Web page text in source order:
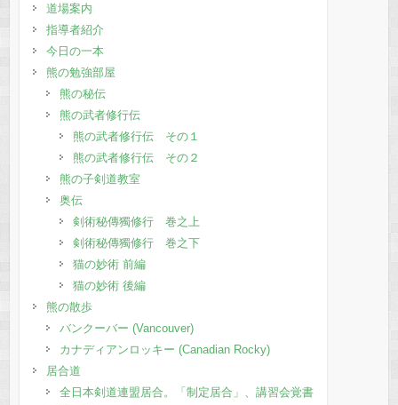
道場案内
指導者紹介
今日の一本
熊の勉強部屋
熊の秘伝
熊の武者修行伝
熊の武者修行伝 その１
熊の武者修行伝 その２
熊の子剣道教室
奥伝
剣術秘傳獨修行 巻之上
剣術秘傳獨修行 巻之下
猫の妙術 前編
猫の妙術 後編
熊の散歩
バンクーバー (Vancouver)
カナディアンロッキー (Canadian Rocky)
居合道
全日本剣道連盟居合。「制定居合」、講習会覚書